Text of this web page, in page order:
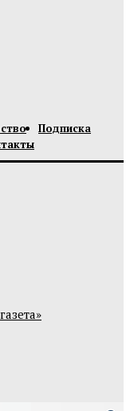
Подписка